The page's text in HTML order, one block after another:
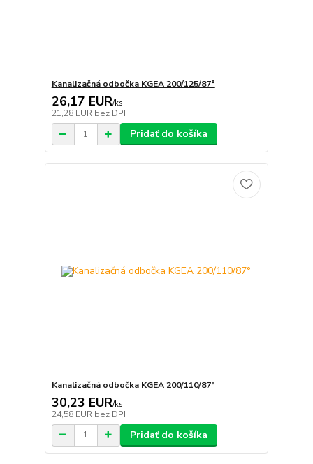
Kanalizačná odbočka KGEA 200/125/87°
26,17 EUR/ks
21,28 EUR bez DPH
Pridať do košíka
Kanalizačná odbočka KGEA 200/110/87°
30,23 EUR/ks
24,58 EUR bez DPH
Pridať do košíka